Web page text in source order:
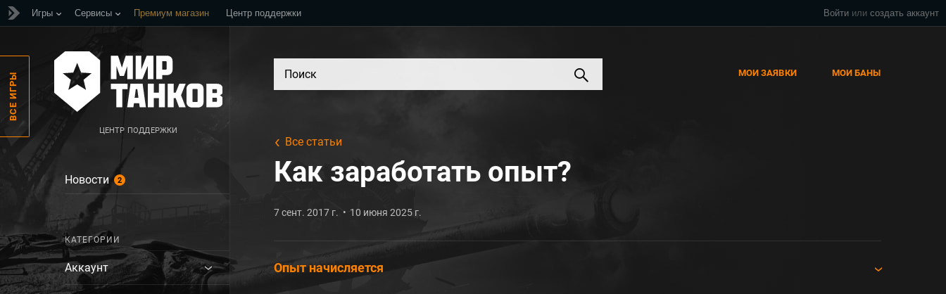
Войти или создать аккаунт
Игры Сервисы Премиум магазин Центр поддержки
ВСЕ ИГРЫ
ЦЕНТР ПОДДЕРЖКИ
Новости 2
КАТЕГОРИИ
Аккаунт
МОИ ЗАЯВКИ МОИ БАНЫ
Все статьи
Как заработать опыт?
7 сент. 2017 г. 10 июня 2025 г.
Опыт начисляется